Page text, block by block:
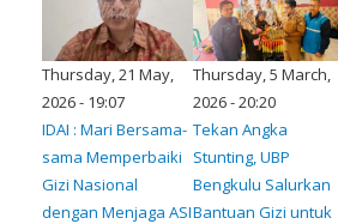
Thursday, 21 May,
2026 - 19:07
IDAI : Mari Bersama-
sama Memperbaiki
Gizi Nasional
dengan Menjaga ASI
Thursday, 5 March,
2026 - 20:20
Tekan Angka
Stunting, UBP
Bengkulu Salurkan
Bantuan Gizi untuk